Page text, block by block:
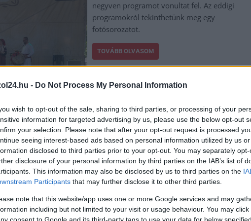
- Do Not Process My Personal Information
wish to opt-out of the sale, sharing to third parties, or processing of your
information for targeted advertising by us, please use the below opt-out
your selection. Please note that after your opt-out request is processed
seeing interest-based ads based on personal information utilized by us
disclosed to third parties prior to your opt-out. You may separately
disclosure of your personal information by third parties on the IAB’s list of
This information may also be disclosed by us to third parties on the
Participants that may further disclose it to other third parties.
note that this website/app uses one or more Google services and may
including but not limited to your visit or usage behaviour. You may
consent to Google and its third-party tags to use your data for below
negyven programot vonultat fel. Az eddigi
programokról tekinthetünk meg egy
fotósorozatot.
TOVÁBB OLVASOM
fesztivál,fesztivál,fotók,Jászberény ,képek,programok, programsorozat
kavalkád és hagyományőrzés
Jászberényben augusztus 6. és 10. között
kerül megrendezésre a 33. Csángó Fesztivál
és Népművészeti Vásár, amely több mint